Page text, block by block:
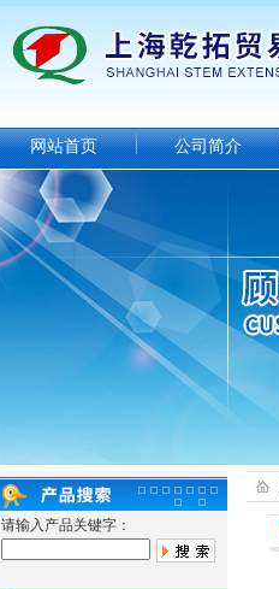
网站首页 公司简介
请输入产品关键字：